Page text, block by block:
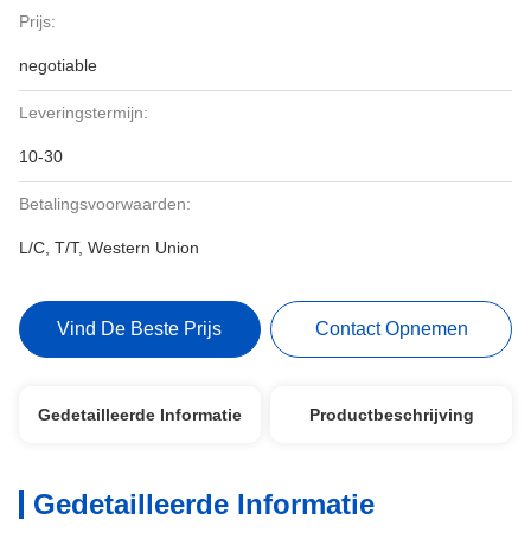
Prijs:
negotiable
Leveringstermijn:
10-30
Betalingsvoorwaarden:
L/C, T/T, Western Union
Vind De Beste Prijs Contact Opnemen
Gedetailleerde Informatie Productbeschrijving
Gedetailleerde Informatie